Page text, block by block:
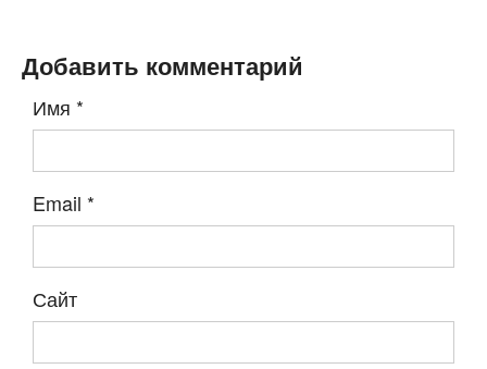
Добавить комментарий
Имя *
Email *
Сайт